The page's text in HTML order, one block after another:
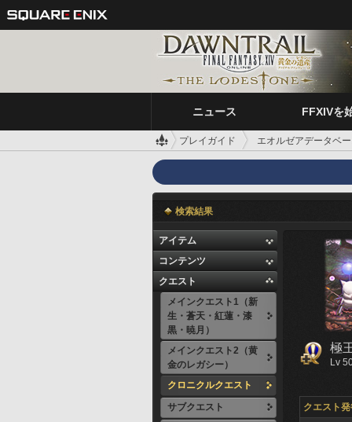
ニュース FFXIVを
プレイガイド エオルゼアデータベ
検索結果
アイテム
コンテンツ
クエスト
メインクエスト1（新
生・蒼天・紅蓮・漆
黒・暁月）
メインクエスト2（黄
金のレガシー）
クロニクルクエスト
サブクエスト
極
Lv
クエスト